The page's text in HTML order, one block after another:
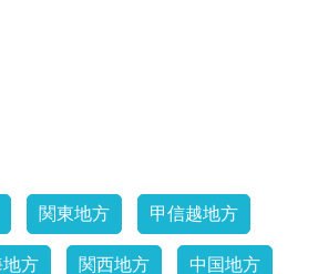
関東地方 甲信越地方
地方 関西地方 中国地方